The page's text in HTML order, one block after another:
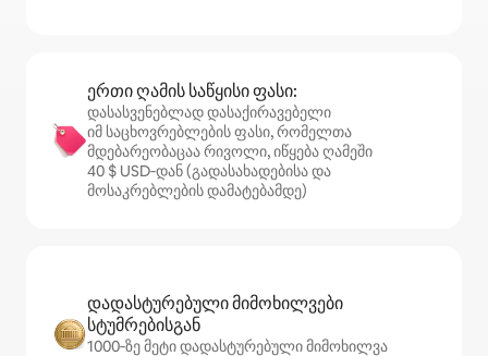
ერთი ღამის საწყისი ფასი:
დასასვენებლად დასაქირავებელი
იმ საცხოვრებლების ფასი, რომელთა
მდებარეობაცაა რივოლი, იწყება ღამეში
40 $ USD‑დან (გადასახადებისა და
მოსაკრებლების დამატებამდე)
დადასტურებული მიმოხილვები
სტუმრებისგან
1000‑ზე მეტი დადასტურებული მიმოხილვა